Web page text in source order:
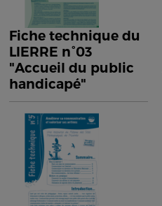
Fiche technique du
LIERRE n°03
"Accueil du public
handicapé"